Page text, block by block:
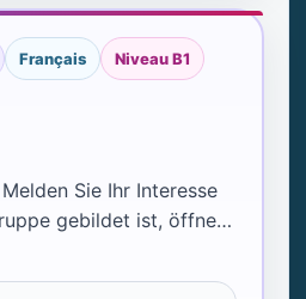
Français Niveau B1
Sie Ihr Interesse
gebildet ist, öffnen